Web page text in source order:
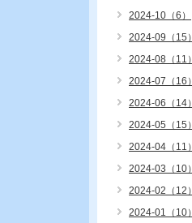
2024-10（6）
2024-09（15）
2024-08（11）
2024-07（16）
2024-06（14）
2024-05（15）
2024-04（11）
2024-03（10）
2024-02（12）
2024-01（10）